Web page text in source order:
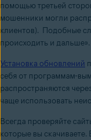
помощью третьей
мошенники могли
клиентов). Подобные
происходить и дальше».
Установка обновлений
себя от программам-
распространяются
чаще использовать
Всегда проверяйте
которые вы